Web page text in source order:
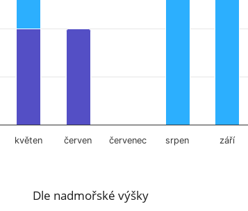
květen červen červenec srpen září
Dle nadmořské výšky